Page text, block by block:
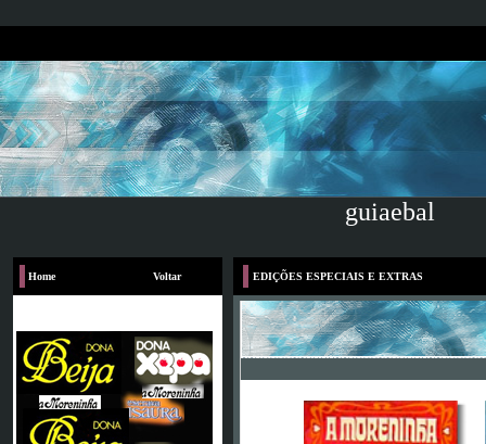
guiaebal
Home Voltar EDIÇÕES ESPECIAIS E EXTRAS